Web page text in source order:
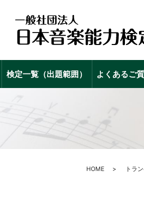
検定一覧（出題範囲） よくあるご
HOME トラ